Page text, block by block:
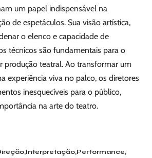
um papel indispensável na
de espetáculos. Sua visão artística,
o elenco e capacidade de
técnicos são fundamentais para o
produção teatral. Ao transformar um
experiência viva no palco, os diretores
inesquecíveis para o público,
na arte do teatro.
Interpretação Performance